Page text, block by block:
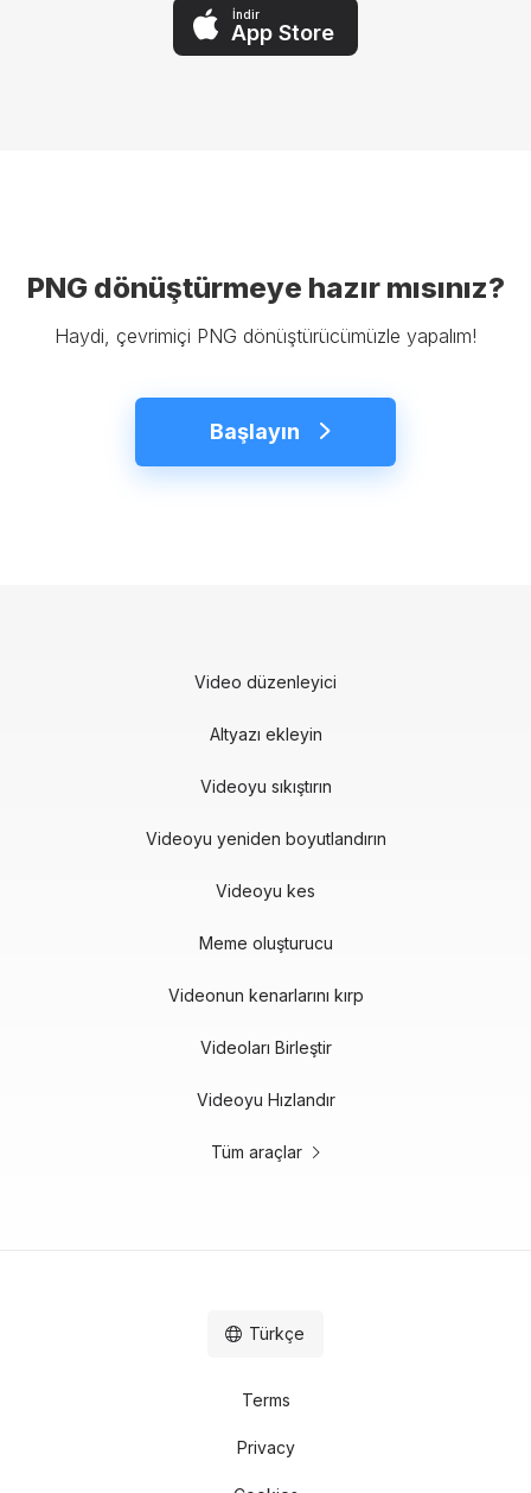
İndir
App Store
PNG dönüştürmeye hazır mısınız?
Haydi, çevrimiçi PNG dönüştürücümüzle yapalım!
Başlayın
Video düzenleyici
Altyazı ekleyin
Videoyu sıkıştırın
Videoyu yeniden boyutlandırın
Videoyu kes
Meme oluşturucu
Videonun kenarlarını kırp
Videoları Birleştir
Videoyu Hızlandır
Tüm araçlar
Terms
Privacy
Türkçe